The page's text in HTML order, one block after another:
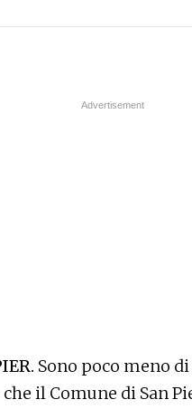
Sono poco meno
il Comune di San